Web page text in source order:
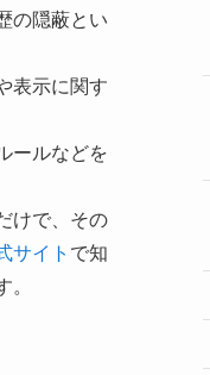
の隠蔽とい
表示に関す
ールなどを
けで、その
サイト で知